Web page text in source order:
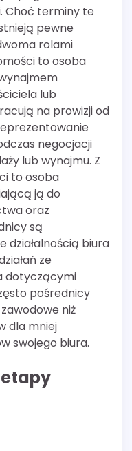
Choć terminy te
pewne
rolami
to osoba
lub
na prowizji od
negocjacji
lub wynajmu. Z
to osoba
ją do
oraz
są
działalnością biura
ze
dotyczącymi
pośrednicy
niż
dla mniej
swojego biura.